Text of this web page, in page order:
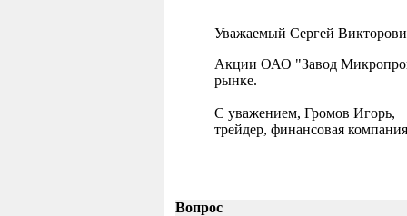
Уважаемый Сергей
Акции ОАО "Завод
рынке.
С уважением, Громов Игорь,
трейдер, финансовая
Вопрос